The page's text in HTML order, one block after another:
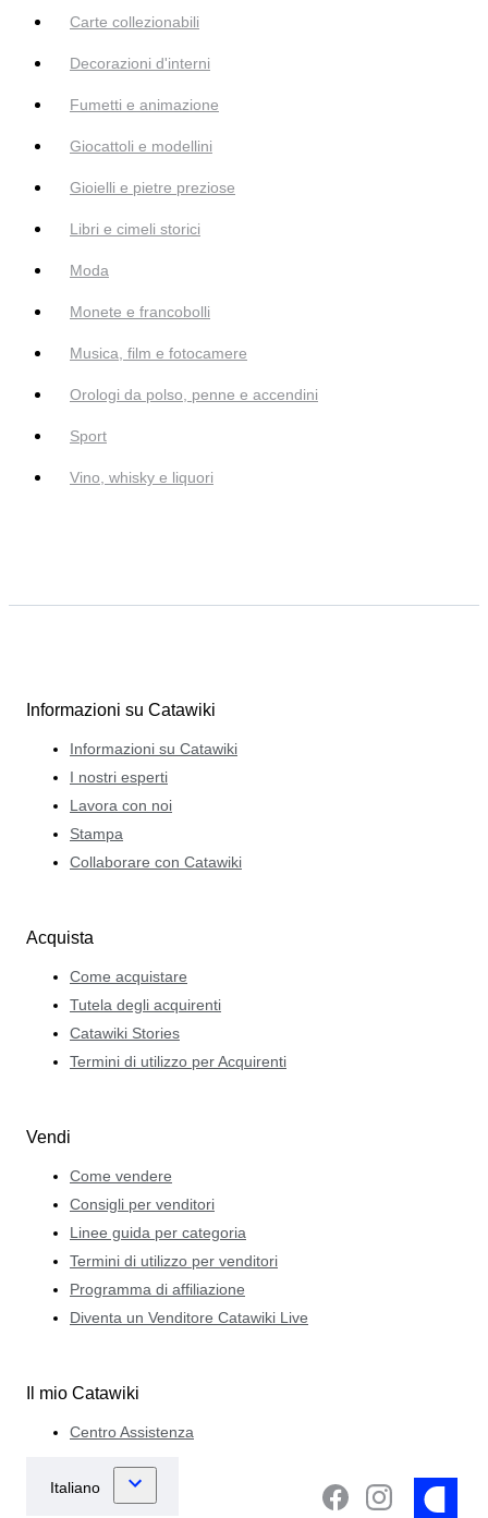
Carte collezionabili
Decorazioni d'interni
Fumetti e animazione
Giocattoli e modellini
Gioielli e pietre preziose
Libri e cimeli storici
Moda
Monete e francobolli
Musica, film e fotocamere
Orologi da polso, penne e accendini
Sport
Vino, whisky e liquori
Informazioni su Catawiki
Informazioni su Catawiki
I nostri esperti
Lavora con noi
Stampa
Collaborare con Catawiki
Acquista
Come acquistare
Tutela degli acquirenti
Catawiki Stories
Termini di utilizzo per Acquirenti
Vendi
Come vendere
Consigli per venditori
Linee guida per categoria
Termini di utilizzo per venditori
Programma di affiliazione
Diventa un Venditore Catawiki Live
Il mio Catawiki
Centro Assistenza